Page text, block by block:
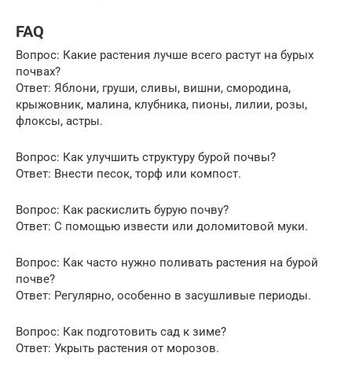
FAQ
Вопрос: Какие растения лучше всего растут на бурых
почвах?
Ответ: Яблони, груши, сливы, вишни, смородина,
крыжовник, малина, клубника, пионы, лилии, розы,
флоксы, астры.
Вопрос: Как улучшить структуру бурой почвы?
Ответ: Внести песок, торф или компост.
Вопрос: Как раскислить бурую почву?
Ответ: С помощью извести или доломитовой муки.
Вопрос: Как часто нужно поливать растения на бурой
почве?
Ответ: Регулярно, особенно в засушливые периоды.
Вопрос: Как подготовить сад к зиме?
Ответ: Укрыть растения от морозов.